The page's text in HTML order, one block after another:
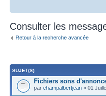
Consulter les
Retour à la recherche avancée
SUJET(S)
Fichiers sons
par champalbertjean » 01